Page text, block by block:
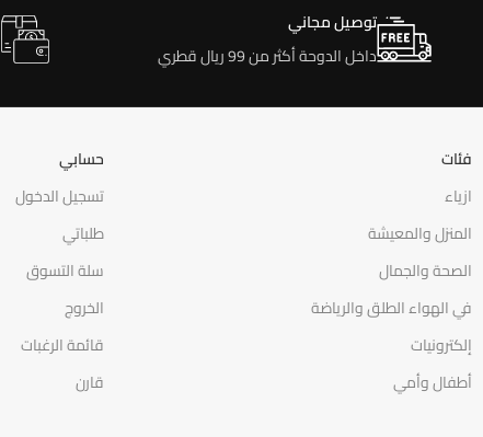
توصيل مجاني
داخل الدوحة أكثر من 99 ريال قطري
فئات
ازياء
المنزل والمعيشة
الصحة والجمال
في الهواء الطلق والرياضة
إلكترونيات
أطفال وأمي
حسابي
تسجيل الدخول
طلباتي
سلة التسوق
الخروج
قائمة الرغبات
قارن